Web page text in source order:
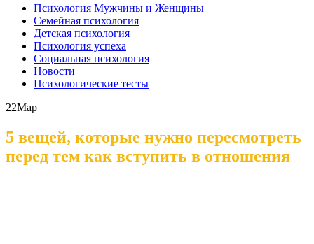
Психология Мужчины и Женщины
Семейная психология
Детская психология
Психология успеха
Социальная психология
Новости
Психологические тесты
22Мар
5 вещей, которые нужно пересмотреть
перед тем как вступить в отношения